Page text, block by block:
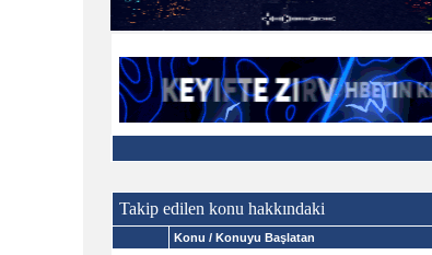
Takip edilen konu hakkındaki
Konu / Konuyu Başlatan